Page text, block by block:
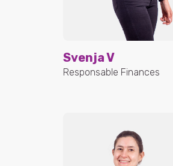
Svenja V
Responsable Finances